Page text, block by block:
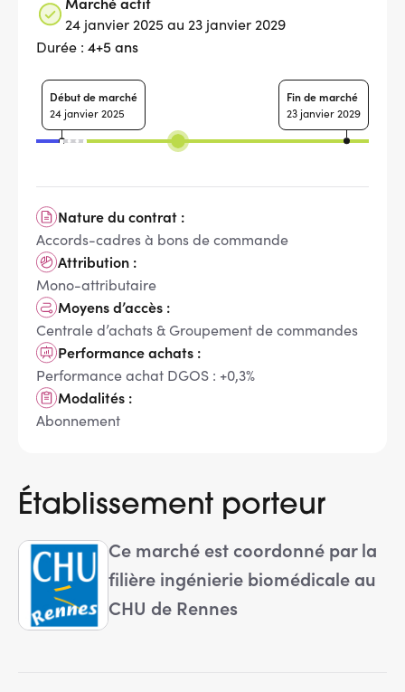
24 janvier 2025 au 23 janvier 2029
Durée : 4+5 ans
Début de marché
24 janvier 2025
Fin de marché
23 janvier 2029
Nature du contrat :
Accords-cadres à bons de commande
Attribution :
Mono-attributaire
Moyens d’accès :
Centrale d’achats & Groupement de commandes
Performance achats :
Performance achat DGOS : +0,3%
Modalités :
Abonnement
Établissement porteur
Ce marché est coordonné par la
filière ingénierie biomédicale au
CHU de Rennes